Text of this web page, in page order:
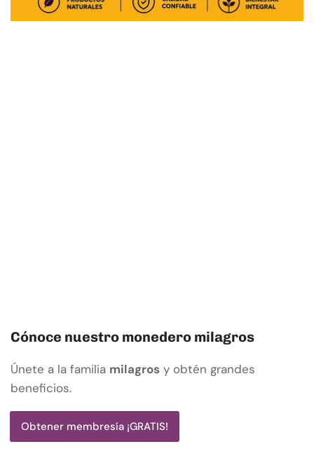
Cónoce nuestro monedero milagros
Únete a la familia milagros y obtén grandes
beneficios.
Obtener membresía ¡GRATIS!